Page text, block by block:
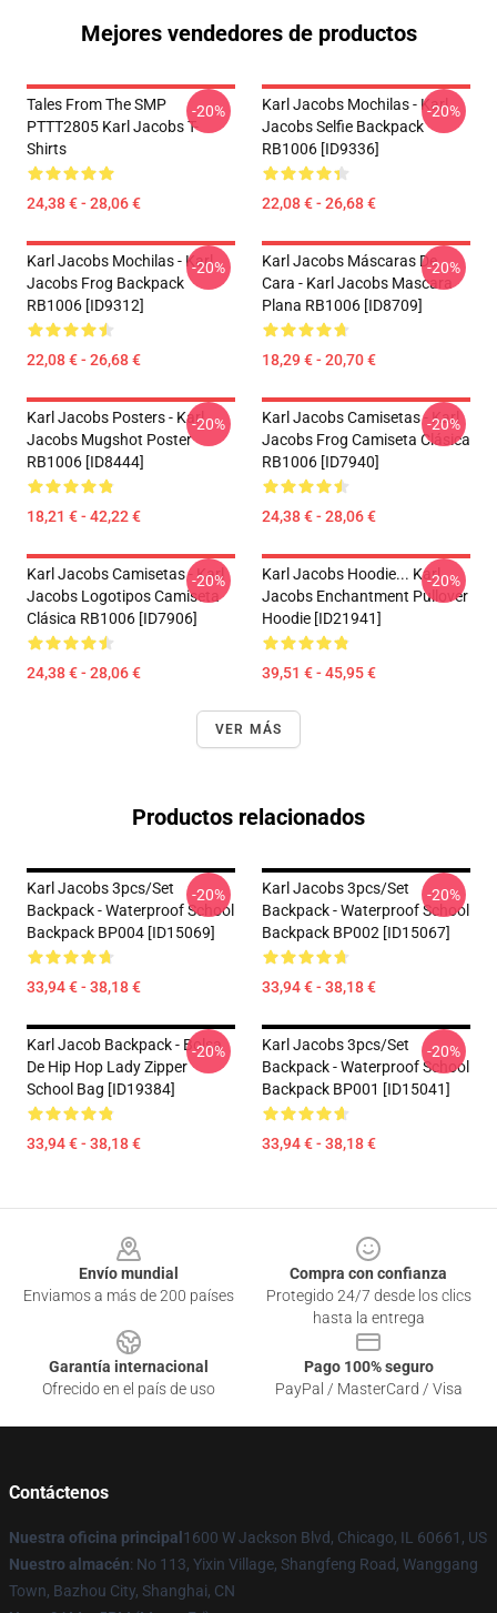
Mejores vendedores de productos
Tales From The SMP
PTTT2805 Karl Jacobs T-
Shirts
24,38 € - 28,06 €
-20%
Karl Jacobs Mochilas - Karl
Jacobs Selfie Backpack
RB1006 [ID9336]
22,08 € - 26,68 €
-20%
Karl Jacobs Mochilas - Karl
Jacobs Frog Backpack
RB1006 [ID9312]
22,08 € - 26,68 €
-20%
Karl Jacobs Máscaras De
Cara - Karl Jacobs Mascara
Plana RB1006 [ID8709]
18,29 € - 20,70 €
-20%
Karl Jacobs Posters - Karl
Jacobs Mugshot Poster
RB1006 [ID8444]
18,21 € - 42,22 €
-20%
Karl Jacobs Camisetas - Karl
Jacobs Frog Camiseta Clásica
RB1006 [ID7940]
24,38 € - 28,06 €
-20%
Karl Jacobs Camisetas - Karl
Jacobs Logotipos Camiseta
Clásica RB1006 [ID7906]
24,38 € - 28,06 €
-20%
Karl Jacobs Hoodie... Karl
Jacobs Enchantment Pullover
Hoodie [ID21941]
39,51 € - 45,95 €
-20%
VER MÁS
Productos relacionados
Karl Jacobs 3pcs/set
Backpack - Waterproof School
Backpack BP004 [ID15069]
33,94 € - 38,18 €
-20%
Karl Jacobs 3pcs/set
Backpack - Waterproof School
Backpack BP002 [ID15067]
33,94 € - 38,18 €
-20%
Karl Jacob Backpack - Bolsa
De Hip Hop Lady Zipper
School Bag [ID19384]
33,94 € - 38,18 €
-20%
Karl Jacobs 3pcs/set
Backpack - Waterproof School
Backpack BP001 [ID15041]
33,94 € - 38,18 €
-20%
Envío mundial
Enviamos a más de 200 países
Compra con confianza
Protegido 24/7 desde los clics
hasta la entrega
Garantía internacional
Ofrecido en el país de uso
Pago 100% seguro
PayPal / MasterCard / Visa
Contáctenos
Nuestra oficina principal 1600 W Jackson Blvd, Chicago, IL 60661, US
Nuestro almacén: No 113, Yixin Village, Shangfeng Road, Wanggang
Town, Bazhou City, Shanghai, CN